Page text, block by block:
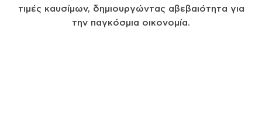
τιμές καυσίμων, δημιουργώντας αβεβαιότητα για
την παγκόσμια οικονομία.